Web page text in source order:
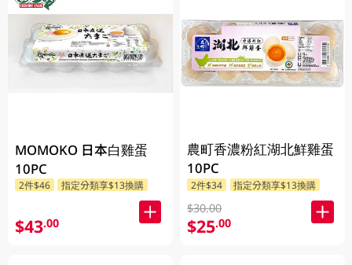
MOMOKO 日本白雞蛋
10PC
2件$46 指定分類享$13換購
$43.00
農町香濃粉紅湖北鮮雞蛋
10PC
2件$34 指定分類享$13換購
$30.00
$25.00